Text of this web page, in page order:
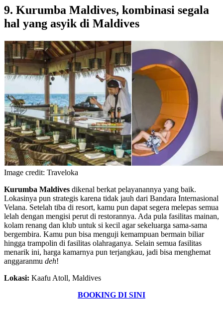
9. Kurumba Maldives, kombinasi segala
hal yang asyik di Maldives
Image credit: Traveloka
Kurumba Maldives dikenal berkat pelayanannya yang baik.
Lokasinya pun strategis karena tidak jauh dari Bandara Internasional
Velana. Setelah tiba di resort, kamu pun dapat segera melepas semua
lelah dengan mengisi perut di restorannya. Ada pula fasilitas mainan,
kolam renang dan klub untuk si kecil agar sekeluarga sama-sama
bergembira. Kamu pun bisa menguji kemampuan bermain biliar
hingga trampolin di fasilitas olahraganya. Selain semua fasilitas
menarik ini, harga kamarnya pun terjangkau, jadi bisa menghemat
anggaranmu deh!
Lokasi: Kaafu Atoll, Maldives
BOOKING DI SINI